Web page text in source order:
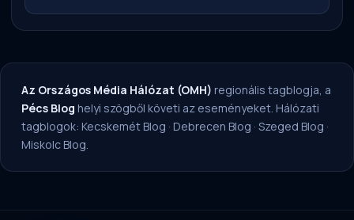
Az Országos Média Hálózat (OMH) regionális tagblogja, a
Pécs Blog helyi szögből követi az eseményeket. Hálózati
tagblogok: Kecskemét Blog · Debrecen Blog · Szeged Blog ·
Miskolc Blog